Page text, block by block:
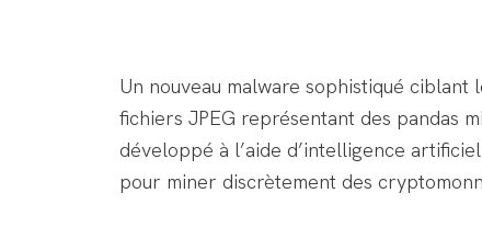
Un nouveau malware sophistiqué ciblant
fichiers JPEG représentant des pandas
développé à l’aide d’intelligence
pour miner discrètement des